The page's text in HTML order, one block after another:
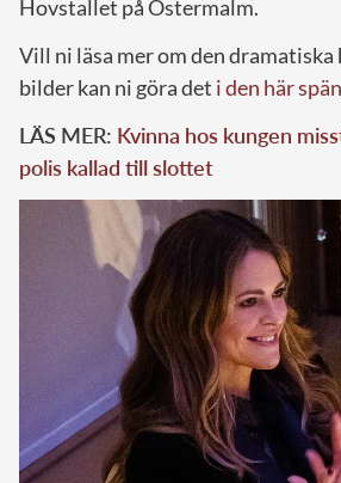
Hovstallet på Östermalm.
Vill ni läsa mer om den dramatiska
bilder kan ni göra det i den här
LÄS MER: Kvinna hos kungen
polis kallad till slottet